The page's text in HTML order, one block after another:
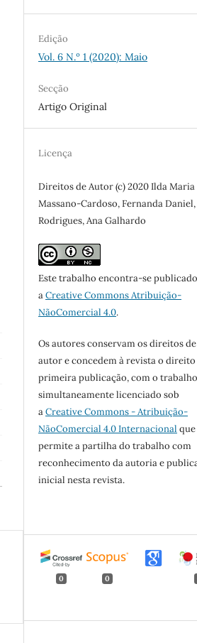
Edição
Vol. 6 N.º 1 (2020): Maio
Secção
Artigo Original
Licença
Direitos de Autor (c) 2020 Ilda Maria
Massano-Cardoso, Fernanda
Rodrigues, Ana Galhardo
Este trabalho encontra-se
aCreative Commons Atribuição-
NãoComercial 4.0.
Os autores conservam os direitos de
autor e concedem à revista o direito
primeira publicação, com o trabalho
simultaneamente licenciado sob
aCreative Commons - Atribuição-
NãoComercial 4.0 Internacional que
permite a partilha do trabalho com
reconhecimento da autoria e
inicial nesta revista.
0 0